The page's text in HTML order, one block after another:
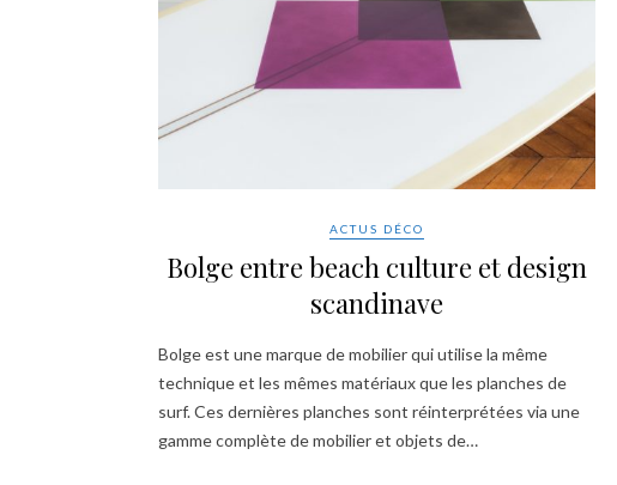
ACTUS DÉCO
Bolge entre beach culture et design
scandinave
Bolge est une marque de mobilier qui utilise la même
technique et les mêmes matériaux que les planches de
surf. Ces dernières planches sont réinterprétées via une
gamme complète de mobilier et objets de…